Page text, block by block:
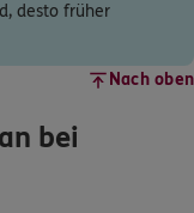
desto früher
Nach oben
bei